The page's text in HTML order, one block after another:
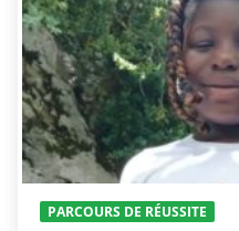
PARCOURS DE RÉUSSITE